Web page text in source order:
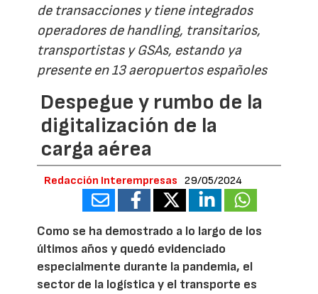
de transacciones y tiene integrados
operadores de handling, transitarios,
transportistas y GSAs, estando ya
presente en 13 aeropuertos españoles
Despegue y rumbo de la
digitalización de la
carga aérea
Redacción Interempresas 29/05/2024
Como se ha demostrado a lo largo de los
últimos años y quedó evidenciado
especialmente durante la pandemia, el
sector de la logística y el transporte es